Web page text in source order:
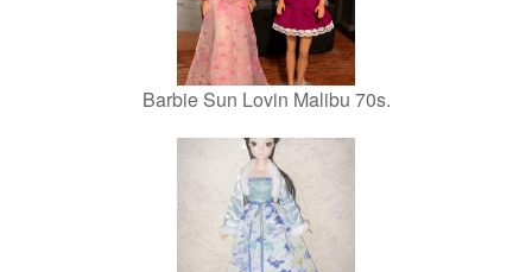
Barbie Sun Lovin Malibu 70s.